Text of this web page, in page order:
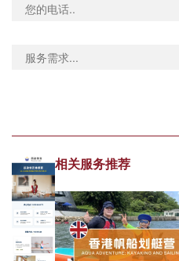
相关服务推荐